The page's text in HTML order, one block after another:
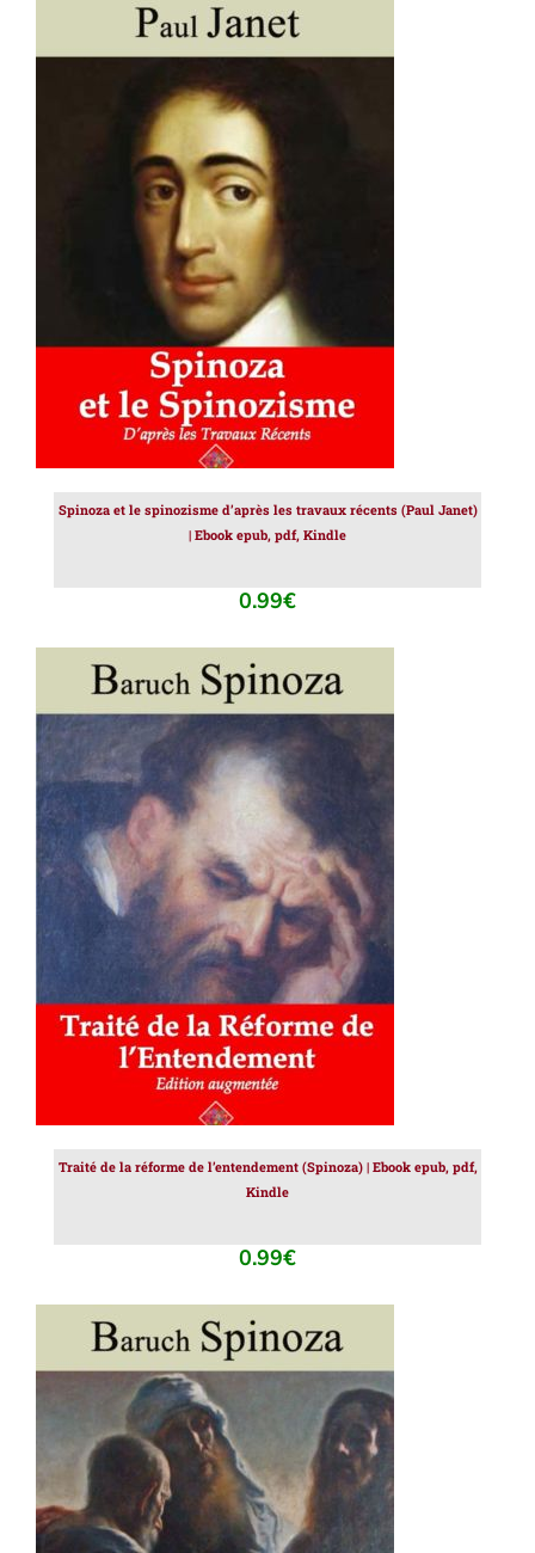
AJOUTER AU PANIER /
Spinoza et le spinozisme d’après les travaux récents (Paul Janet)
| Ebook epub, pdf, Kindle
0.99€
AJOUTER AU PANIER / DÉTAILS
Traité de la réforme de l’entendement (Spinoza) | Ebook epub, pdf,
Kindle
0.99€
AJOUTER AU PANIER / DÉTAILS